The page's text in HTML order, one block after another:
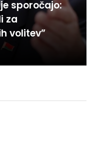
sporočajo:
za
volitev”